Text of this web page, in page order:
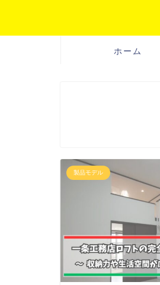
ホーム
製品モデル